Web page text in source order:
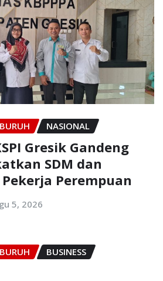
BURUH NASIONAL
Gresik Gandeng
SDM dan
Perempuan
5, 2026
BURUH
BUSINESS